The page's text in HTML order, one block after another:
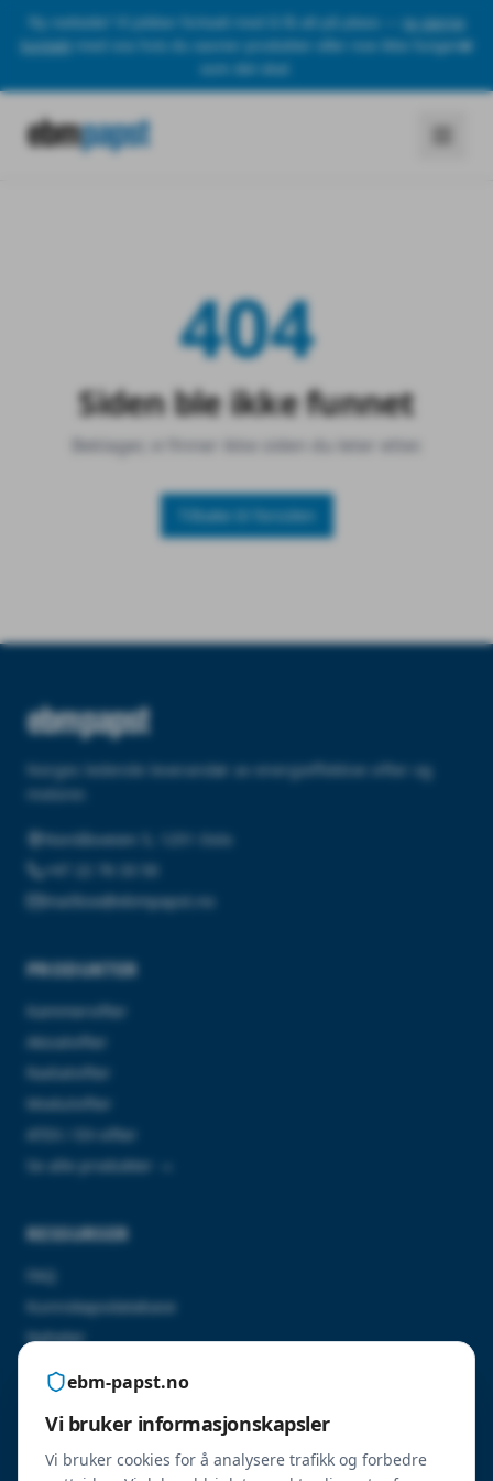
ebm-papst.no
Vi bruker informasjonskapsler
Vi bruker cookies for å analysere trafikk og forbedre
Ny nettside! Vi jobber fortsatt med å få alt på plass —
ta gjerne
kontakt
med oss hvis du savner produkter eller noe ikke fungerer
som det skal.
404
Siden ble ikke funnet
Beklager, vi finner ikke siden du leter etter.
Tilbake til forsiden
Norges ledende leverandør av energieffektive vifter og
motorer.
Nordåsveien 5, 1251 Oslo
+47 22 76 33 50
mailbox@ebmpapst.no
PRODUKTER
Kammervifter
Aksialvifter
Radialvifter
Modulvifter
ATEX / EX-vifter
Se alle produkter →
RESSURSER
FAQ
Kunnskapsdatabase
Nyheter
Kontakt oss
SERTIFISERINGER